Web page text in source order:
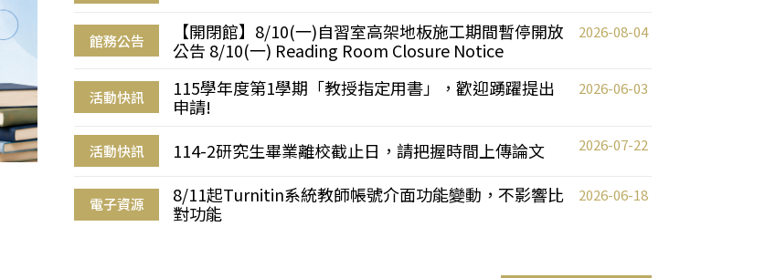
館務公告
【開閉館】8/10(一)自習室高架地板施工期間暫停開放
公告 8/10(一) Reading Room Closure Notice
2026-08-04
活動快訊
115學年度第1學期「教授指定用書」，歡迎踴躍提出
申請!
2026-06-03
活動快訊 114-2研究生畢業離校截止日，請把握時間上傳論文 2026-07-22
電子資源
8/11起Turnitin系統教師帳號介面功能變動，不影響比
對功能
2026-06-18